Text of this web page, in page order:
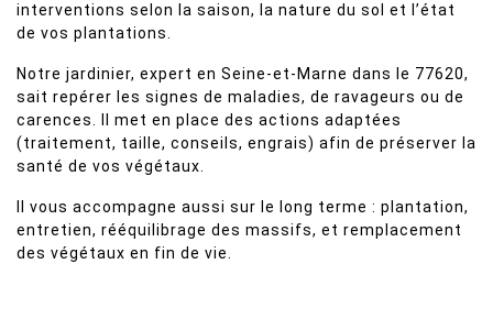
interventions selon la saison, la nature du sol et l’état
de vos plantations.
Notre jardinier, expert en Seine-et-Marne dans le 77620,
sait repérer les signes de maladies, de ravageurs ou de
carences. Il met en place des actions adaptées
(traitement, taille, conseils, engrais) afin de préserver la
santé de vos végétaux.
Il vous accompagne aussi sur le long terme : plantation,
entretien, rééquilibrage des massifs, et remplacement
des végétaux en fin de vie.